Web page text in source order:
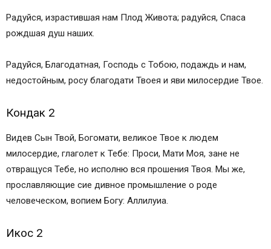
Информационный сайт про иконы, молитвы,
православные традиции.
и как молиться
Значение образа Богородицы
помогает
Иконе «Спорительница хлебов» о чем
молиться:
Где можно найти святой лик Богородицы
Дни совершения празднований иконе
«Спорительница хлебов»
спорительнице хлебов
Радуйся, израстившая нам Плод Живота; радуйся, Спаса
рождшая душ наших.
Радуйся, Благодатная, Господь с Тобою, подаждь и нам,
недостойным, росу благодати Твоея и яви милосердие Твое.
Кондак 2
Видев Сын Твой, Богомати, великое Твое к людем
милосердие, глаголет к Тебе: Проси, Мати Моя, зане не
отвращуся Тебе, но исполню вся прошения Твоя. Мы же,
прославляющие сие дивное промышление о роде
человеческом, вопием Богу: Аллилуиа.
Икос 2